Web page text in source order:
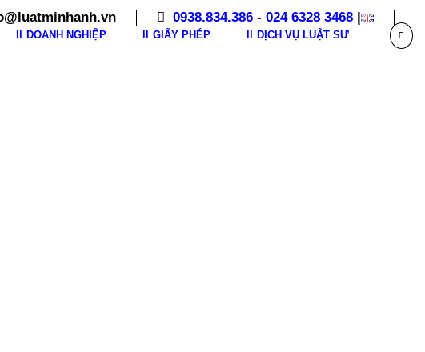
0938.834.386 - 024 6328 3468 |
DOANH NGHIỆP GIẤY PHÉP DỊCH VỤ LUẬT SƯ